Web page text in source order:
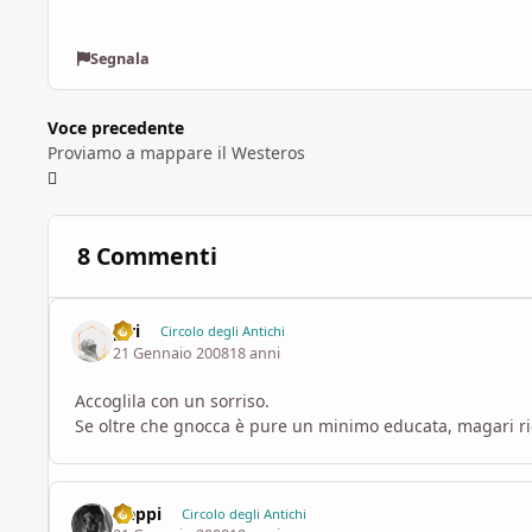
Segnala
Voce precedente
Proviamo a mappare il Westeros
8 Commenti
piri Circolo degli Antichi
21 Gennaio 200818 anni
Accoglila con un sorriso.
Se oltre che gnocca è pure un minimo educata, magari
freppi Circolo degli Antichi